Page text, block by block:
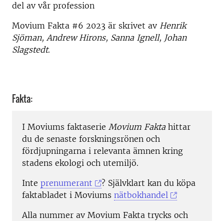
del av vår profession
Movium Fakta #6 2023 är skrivet av Henrik
Sjöman, Andrew Hirons, Sanna Ignell, Johan
Slagstedt.
Fakta:
I Moviums faktaserie Movium Faktahittar
du de senaste forskningsrönen och
fördjupningarna i relevanta ämnen kring
stadens ekologi och utemiljö.
Inte prenumerant
? Självklart kan du köpa
faktabladet i Moviums nätbokhandel
Alla nummer av Movium Fakta trycks och